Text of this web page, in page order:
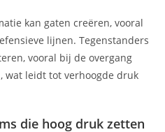
kan gaten creëren, vooral
lijnen. Tegenstanders
vooral bij de overgang
wat leidt tot verhoogde druk
die hoog druk zetten